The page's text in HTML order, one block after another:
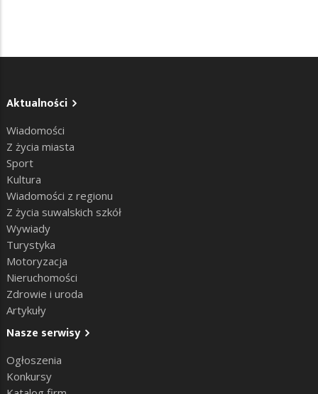
Aktualności
Wiadomości
Z życia miasta
Sport
Kultura
Wiadomości z regionu
Z życia suwalskich szkół
Wywiady
Turystyka
Motoryzacja
Nieruchomości
Zdrowie i uroda
Artykuły
Nasze serwisy
Ogłoszenia
Konkursy